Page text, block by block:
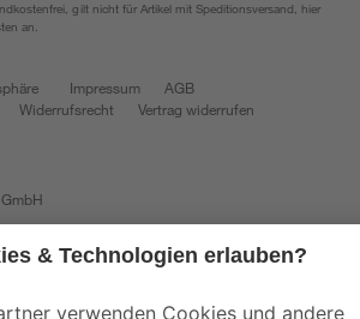
gilt nicht für Artikel mit Speditionsversand, hier
an.
Impressum
AGB
Widerrufsrecht
Vertrag widerrufen